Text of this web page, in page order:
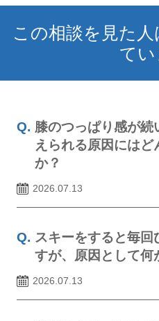
この相談を見た
て
膝のつっぱり感が続
えられる原因には
か？
2026.07.13
スキーをすると毎
すが、原因として何
2026.07.13